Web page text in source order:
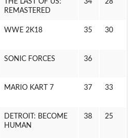
28
34
THE LAST OF US:
REMASTERED
30
35
WWE 2K18
36
SONIC FORCES
33
37
MARIO KART 7
25
38
DETROIT: BECOME
HUMAN